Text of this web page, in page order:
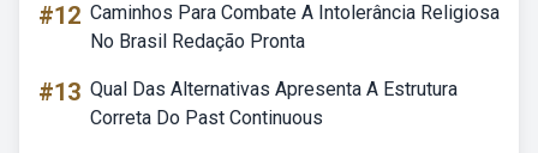
#12 Caminhos Para Combate A Intolerância Religiosa
No Brasil Redação Pronta
#13 Qual Das Alternativas Apresenta A Estrutura
Correta Do Past Continuous